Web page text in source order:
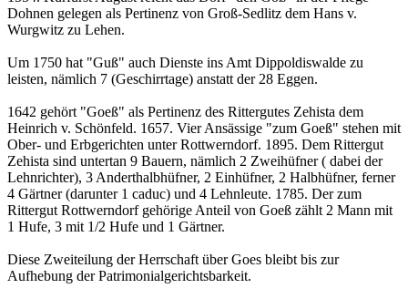
Dohnen gelegen als Pertinenz von Groß-Sedlitz dem Hans v.
Wurgwitz zu Lehen.
Um 1750 hat "Guß" auch Dienste ins Amt Dippoldiswalde zu
leisten, nämlich 7 (Geschirrtage) anstatt der 28 Eggen.
1642 gehört "Goeß" als Pertinenz des Rittergutes Zehista dem
Heinrich v. Schönfeld. 1657. Vier Ansässige "zum Goeß" stehen mit
Ober- und Erbgerichten unter Rottwerndorf. 1895. Dem Rittergut
Zehista sind untertan 9 Bauern, nämlich 2 Zweihüfner ( dabei der
Lehnrichter), 3 Anderthalbhüfner, 2 Einhüfner, 2 Halbhüfner, ferner
4 Gärtner (darunter 1 caduc) und 4 Lehnleute. 1785. Der zum
Rittergut Rottwerndorf gehörige Anteil von Goeß zählt 2 Mann mit
1 Hufe, 3 mit 1/2 Hufe und 1 Gärtner.
Diese Zweiteilung der Herrschaft über Goes bleibt bis zur
Aufhebung der Patrimonialgerichtsbarkeit.